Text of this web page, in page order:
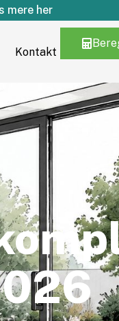
mere her
Kontakt